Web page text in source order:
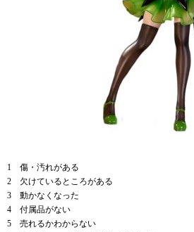
1 傷・汚れがある
2 欠けているところがある
3 動かなくなった
4 付属品がない
5 売れるかわからない